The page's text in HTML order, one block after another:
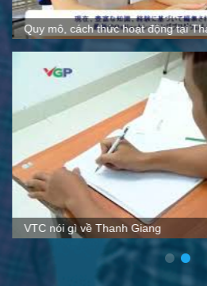
Quy mô, cách thức hoạt động tại
VTC nói gì về Thanh Giang